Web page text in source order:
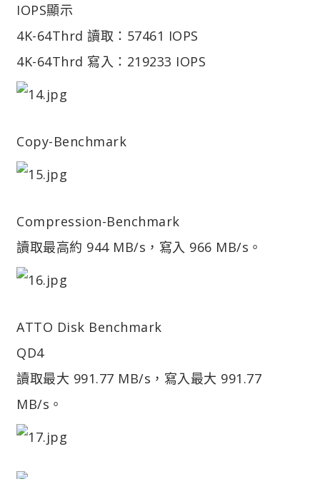
IOPS顯示
4K-64Thrd 讀取：57461 IOPS
4K-64Thrd 寫入：219233 IOPS
Copy-Benchmark
Compression-Benchmark
讀取最高約 944 MB/s，寫入 966 MB/s。
ATTO Disk Benchmark
QD4
讀取最大 991.77 MB/s，寫入最大 991.77
MB/s。